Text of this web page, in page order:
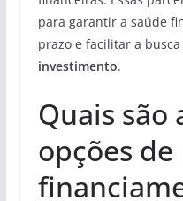
para garantir a saúde
prazo e facilitar a
investimento.
Quais são
opções de